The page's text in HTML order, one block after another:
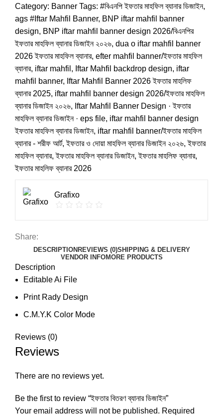
Category: Banner Tags: #বিএনপি ইফতার মাহফিল ব্যানার ডিজাইন,
ags #Iftar Mahfil Banner, BNP iftar mahfil banner
design, BNP iftar mahfil banner design 2026/বিএনপির
ইফতার মাহফিল ব্যানার ডিজাইন ২০২৬, dua o iftar mahfil banner
2026 ইফতার মাহফিল ব্যানার, efter mahfil banner/ইফতার মাহফিল
ব্যানার, iftar mahfil , Iftar Mahfil backdrop design, iftar
mahfil banner, Iftar Mahfil Banner 2026 ইফতার মাহলিফ
ব্যানার 2025, iftar mahfil banner design 2026/ইফতার মাহফিল
ব্যানার ডিজাইন ২০২৬, Iftar Mahfil Banner Design · ইফতার
মাহফিল ব্যানার ডিজাইন · eps file, iftar mahfil banner design
ইফতার মাহফিল ব্যানার ডিজাইন, iftar mahfil banner/ইফতার মাহফিল
ব্যানার - শরীফ আর্ট, ইফতার ও দোয়া মাহফিল ব্যানার ডিজাইন ২০২৬, ইফতার
মাহফিল ব্যানার, ইফতার মাহফিল ব্যানার ডিজাইন, ইফতার মাহলিফ ব্যানার,
ইফতার মাহলিফ ব্যানার 2026
Grafixo
Share:
DESCRIPTIONREVIEWS (0)SHIPPING & DELIVERY
VENDOR INFOMORE PRODUCTS
Description
Editable Ai File
Print Rady Design
C.M.Y.K Color Mode
Reviews (0)
Reviews
There are no reviews yet.
Be the first to review “ইফতার বিতরণ ব্যানার ডিজাইন”
Your email address will not be published. Required